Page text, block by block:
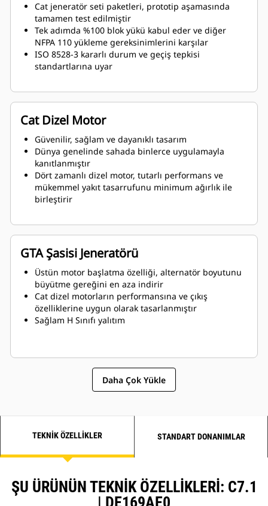
Cat jeneratör seti paketleri, prototip aşamasında
tamamen test edilmiştir
Tek adımda %100 blok yükü kabul eder ve diğer
NFPA 110 yükleme gereksinimlerini karşılar
ISO 8528-3 kararlı durum ve geçiş tepkisi
standartlarına uyar
Cat Dizel Motor
Güvenilir, sağlam ve dayanıklı tasarım
Dünya genelinde sahada binlerce uygulamayla
kanıtlanmıştır
Dört zamanlı dizel motor, tutarlı performans ve
mükemmel yakıt tasarrufunu minimum ağırlık ile
birleştirir
GTA Şasisi Jeneratörü
Üstün motor başlatma özelliği, alternatör boyutunu
büyütme gereğini en aza indirir
Cat dizel motorların performansına ve çıkış
özelliklerine uygun olarak tasarlanmıştır
Sağlam H Sınıfı yalıtım
Daha Çok Yükle
TEKNIK ÖZELLIKLER STANDART DONANIMLAR
ŞU ÜRÜNÜN TEKNIK ÖZELLIKLERI: C7.1